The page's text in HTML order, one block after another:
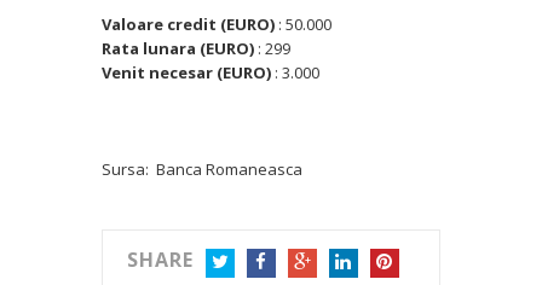
Valoare credit (EURO) : 50.000
Rata lunara (EURO) : 299
Venit necesar (EURO) : 3.000
Sursa: Banca Romaneasca
SHARE